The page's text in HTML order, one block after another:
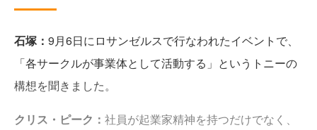
石塚： 9月6日にロサンゼルスで行なわれたイベントで、
「各サークルが事業体として活動する」というトニーの
構想を聞きました。
クリス・ピーク： 社員が起業家精神を持つだけでなく、